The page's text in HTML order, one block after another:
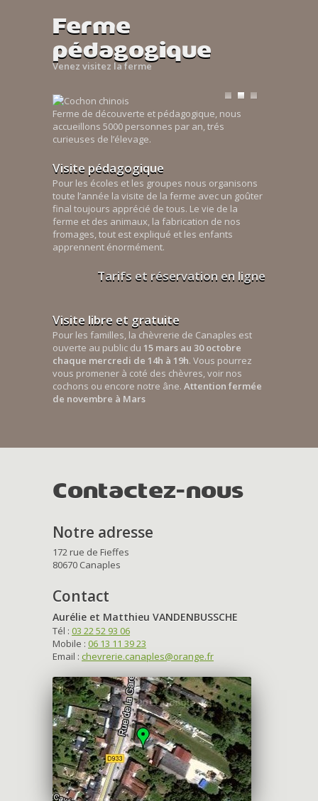
Ferme
pédagogique
Venez visitez la ferme
Ferme de découverte et pédagogique, nous
accueillons 5000 personnes par an, trés
curieuses de l’élevage.
Visite pédagogique
Pour les écoles et les groupes nous organisons
toute l’année la visite de la ferme avec un goûter
final toujours apprécié de tous. Le vie de la
ferme et des animaux, la fabrication de nos
fromages, tout est expliqué et les enfants
apprennent énormément.
Tarifs et réservation en ligne
Visite libre et gratuite
Pour les familles, la chèvrerie de Canaples est
ouverte au public du 15 mars au 30 octobre
chaque mercredi de 14h à 19h. Vous pourrez
vous promener à coté des chèvres, voir nos
cochons ou encore notre âne. Attention fermée
de novembre à Mars
Contactez-nous
Notre adresse
172 rue de Fieffes
80670 Canaples
Contact
Aurélie et Matthieu VANDENBUSSCHE
Tél : 03 22 52 93 06
Mobile : 06 13 11 39 23
Email : chevrerie.canaples@orange.fr